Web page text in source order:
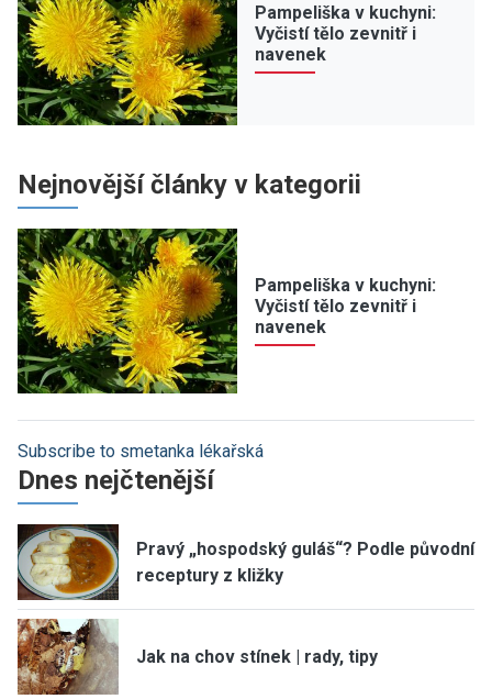
Pampeliška v kuchyni:
Vyčistí tělo zevnitř i
navenek
Nejnovější články v kategorii
Pampeliška v kuchyni:
Vyčistí tělo zevnitř i
navenek
Subscribe to smetanka lékařská
Dnes nejčtenější
Pravý „hospodský guláš“? Podle původní
receptury z kližky
Jak na chov stínek | rady, tipy